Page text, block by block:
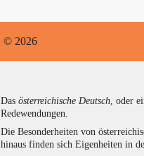
© 2026
Das österreichische Deutsch , oder
Redewendungen.
Die Besonderheiten von
hinaus finden sich Eigenheiten in